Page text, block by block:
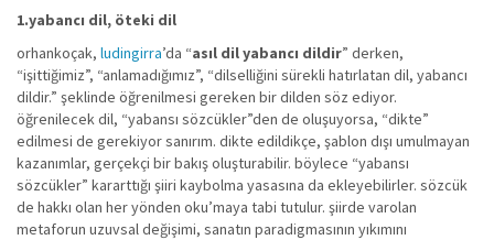
1.yabancı dil, öteki dil
orhankoçak, ludingirra’da “asıl dil yabancı dildir” derken,
“işittiğimiz”, “anlamadığımız”, “dilselliğini sürekli hatırlatan dil, yabancı
dildir.” şeklinde öğrenilmesi gereken bir dilden söz ediyor.
öğrenilecek dil, “yabansı sözcükler”den de oluşuyorsa, “dikte”
edilmesi de gerekiyor sanırım. dikte edildikçe, şablon dışı umulmayan
kazanımlar, gerçekçi bir bakış oluşturabilir. böylece “yabansı
sözcükler” kararttığı şiiri kaybolma yasasına da ekleyebilirler. sözcük
de hakkı olan her yönden oku’maya tabi tutulur. şiirde varolan
metaforun uzuvsal değişimi, sanatın paradigmasının yıkımını